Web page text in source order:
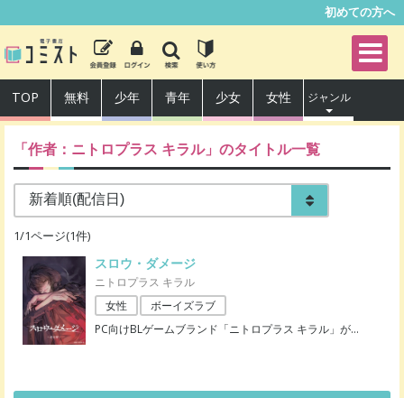
初めての方へ
TOP 無料 少年 青年 少女 女性 ジャンル
「作者： ニトロプラス キラル」のタイトル一覧
1/1ページ(1件)
スロウ・ダメージ
ニトロプラス キラル
女性
ボーイズラブ
PC向けBLゲームブランド「ニトロプラス キラル」が…